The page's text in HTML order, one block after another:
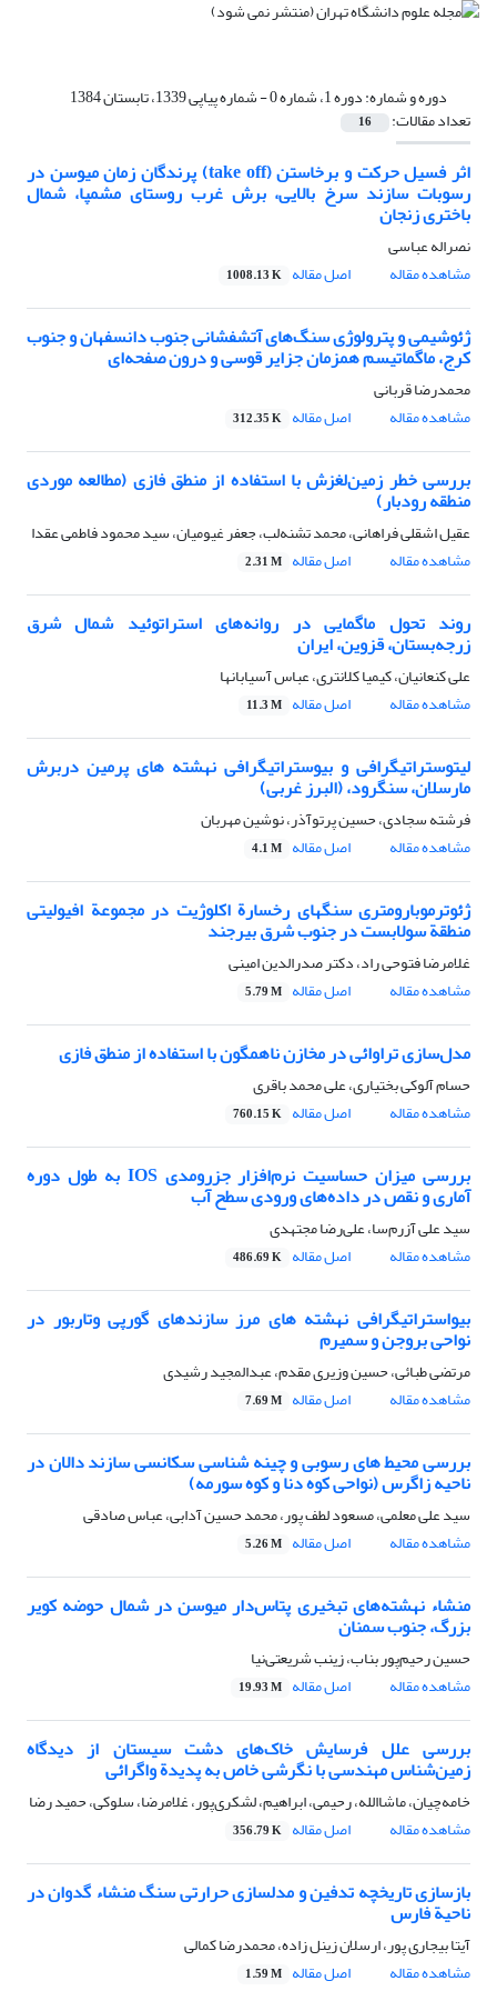
دوره و شماره:دوره 1، شماره 0 - شماره پیاپی 1339، تابستان 1384
تعداد مقالات: 16
اثر فسیل حرکت و برخاستن (take off) پرندگان زمان میوسن در
رسوبات سازند سرخ بالایی، برش غرب روستای مشمپا، شمال
باختری زنجان
نصراله عباسی
مشاهده مقاله
اصل مقاله 1008.13 K
ژئوشیمی و پترولوژی سنگ‌های آتشفشانی جنوب دانسفهان و جنوب
کرج، ماگماتیسم همزمان جزایر قوسی و درون صفحه‌ای
محمدرضا قربانی
مشاهده مقاله
اصل مقاله 312.35 K
بررسی خطر زمین‌لغزش با استفاده از منطق فازی (مطالعه موردی
منطقه رودبار)
عقیل اشقلی فراهانی، محمد تشنه‌لب، جعفر غیومیان، سید محمود فاطمی عقدا
مشاهده مقاله
اصل مقاله 2.31 M
روند تحول ماگمایی در روانه‌های استراتوئید شمال شرق
زرجه‌بستان، قزوین، ایران
علی کنعانیان، کیمیا کلانتری، عباس آسیابانها
مشاهده مقاله
اصل مقاله 11.3 M
لیتوستراتیگرافی و بیوستراتیگرافی نهشته های پرمین دربرش
مارسلان، سنگرود، (البرز غربی)
فرشته سجادی، حسین پرتوآذر، نوشین مهربان
مشاهده مقاله
اصل مقاله 4.1 M
ژئوترموبارومتری سنگهای رخسارة اکلوژیت در مجموعة افیولیتی
منطقة سولابست در جنوب شرق بیرجند
غلامرضا فتوحی راد، دکتر صدرالدین امینی
مشاهده مقاله
اصل مقاله 5.79 M
مدل‌سازی تراوائی در مخازن ناهمگون با استفاده از منطق فازی
حسام آلوکی بختیاری، علی محمد باقری
مشاهده مقاله
اصل مقاله 760.15 K
بررسی میزان حساسیت نرم‌افزار جزرومدی IOS به طول دوره
آماری و نقص در داده‌های ورودی سطح آب
سید علی آزرم‌سا، علی‌رضا مجتهدی
مشاهده مقاله
اصل مقاله 486.69 K
بیواستراتیگرافی نهشته های مرز سازندهای گورپی وتاربور در
نواحی بروجن و سمیرم
مرتضی طبائی، حسین وزیری مقدم، عبدالمجید رشیدی
مشاهده مقاله
اصل مقاله 7.69 M
بررسی محیط های رسوبی و چینه ‌شناسی سکانسی سازند دالان در
ناحیه زاگرس (نواحی کوه دنا و کوه سورمه)
سید علی معلمی، مسعود لطف پور، محمد حسین آدابی، عباس صادقی
مشاهده مقاله
اصل مقاله 5.26 M
منشاء نهشته‌های تبخیری پتاس‌دار میوسن در شمال حوضه کویر
بزرگ، جنوب سمنان
حسین رحیم‌پور بناب، زینب شریعتی‌نیا
مشاهده مقاله
اصل مقاله 19.93 M
بررسی علل فرسایش خاک‌های دشت سیستان از دیدگاه
زمین‌شناس مهندسی با نگرشی خاص به پدیدة واگرائی
خامه‌چیان، ماشاالله، رحیمی، ابراهیم، لشکری‌پور، غلامرضا، سلوکی، حمید رضا
مشاهده مقاله
اصل مقاله 356.79 K
بازسازی تاریخچه تدفین و مدلسازی حرارتی سنگ منشاء گدوان در
ناحیة فارس
آیتا بیجاری پور، ارسلان زینل زاده، محمدرضا کمالی
مشاهده مقاله
اصل مقاله 1.59 M